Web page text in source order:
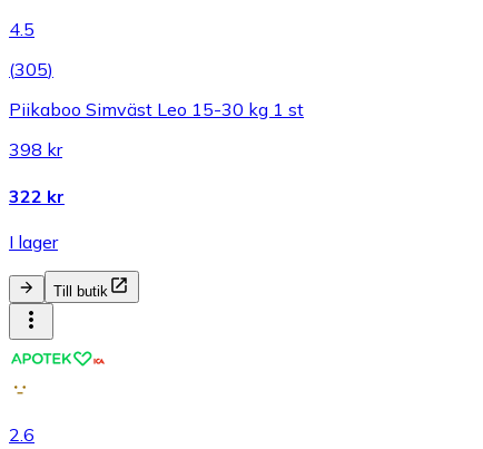
4.5
(305)
Piikaboo Simväst Leo 15-30 kg 1 st
398 kr
322 kr
I lager
Till butik
2.6